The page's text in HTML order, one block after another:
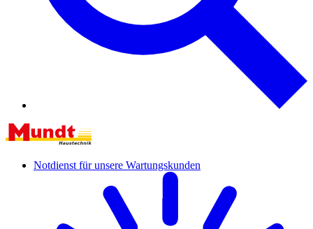
Notdienst für unsere Wartungskunden